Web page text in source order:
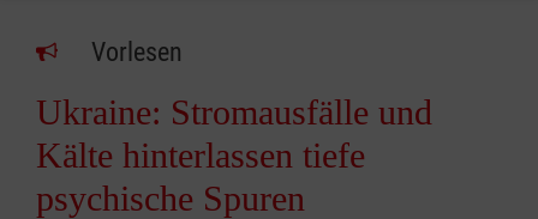
Vorlesen
Ukraine: Stromausfälle und
Kälte hinterlassen tiefe
psychische Spuren